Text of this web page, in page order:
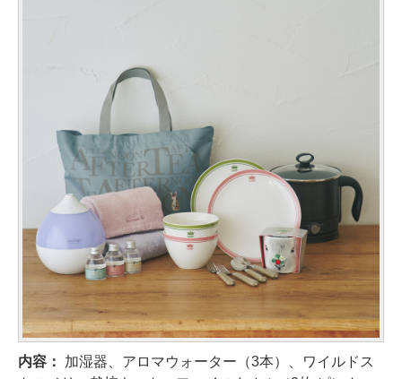
内容： 加湿器、アロマウォーター（3本）、ワイルドス